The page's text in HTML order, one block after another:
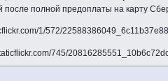
после полной предоплаты на карту